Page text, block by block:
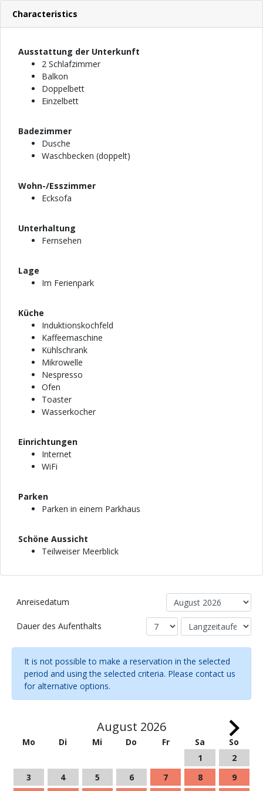
Characteristics
Ausstattung der Unterkunft
2 Schlafzimmer
Balkon
Doppelbett
Einzelbett
Badezimmer
Dusche
Waschbecken (doppelt)
Wohn-/Esszimmer
Ecksofa
Unterhaltung
Fernsehen
Lage
Im Ferienpark
Küche
Induktionskochfeld
Kaffeemaschine
Kühlschrank
Mikrowelle
Nespresso
Ofen
Toaster
Wasserkocher
Einrichtungen
Internet
WiFi
Parken
Parken in einem Parkhaus
Schöne Aussicht
Teilweiser Meerblick
Anreisedatum
Dauer des Aufenthalts
It is not possible to make a reservation in the selected
period and using the selected criteria. Please contact us
for alternative options.
August 2026
Mo Di Mi Do Fr Sa
So
1
2
3
4 5 6 7 8 9